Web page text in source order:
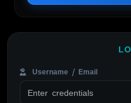
Username / Email